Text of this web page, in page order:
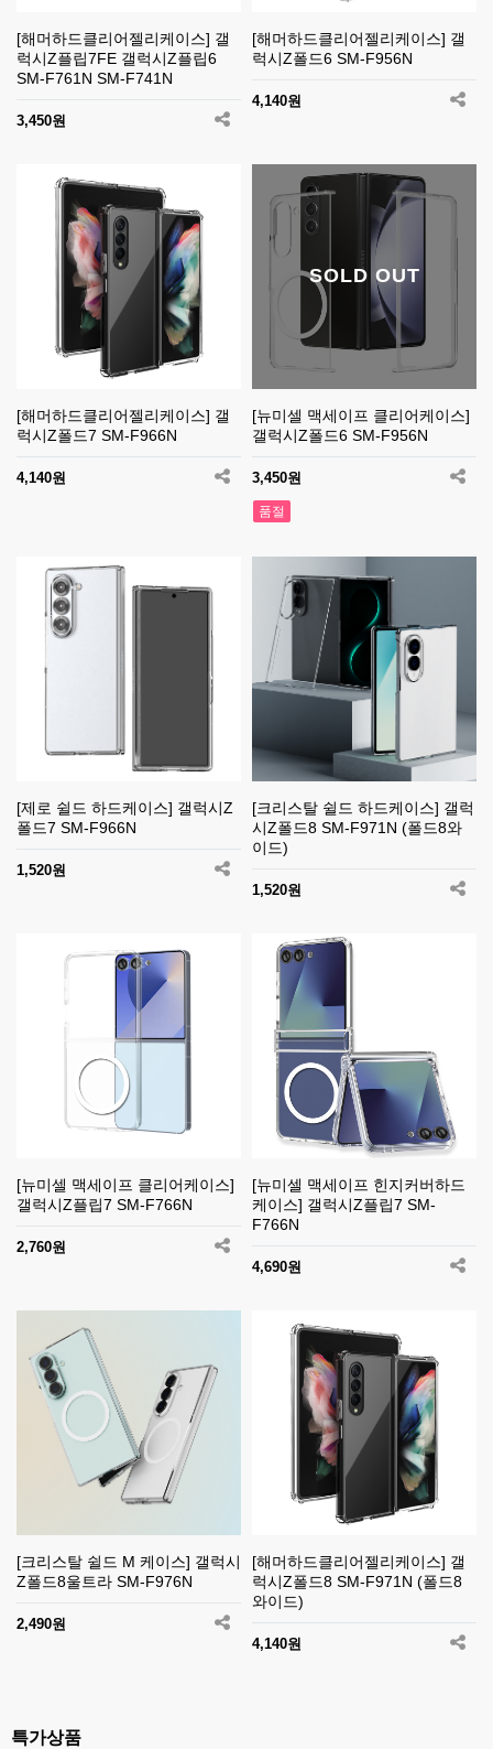
[해머하드클리어젤리케이스] 갤
럭시Z플립7FE 갤럭시Z플립6
SM-F761N SM-F741N
3,450원
[해머하드클리어젤리케이스] 갤
럭시Z폴드6 SM-F956N
4,140원
[해머하드클리어젤리케이스] 갤
럭시Z폴드7 SM-F966N
4,140원
SOLD OUT
[뉴미셀 맥세이프 클리어케이스]
갤럭시Z폴드6 SM-F956N
3,450원
품절
[제로 쉴드 하드케이스] 갤럭시Z
폴드7 SM-F966N
1,520원
[크리스탈 쉴드 하드케이스] 갤럭
시Z폴드8 SM-F971N (폴드8와
이드)
1,520원
[뉴미셀 맥세이프 클리어케이스]
갤럭시Z플립7 SM-F766N
2,760원
[뉴미셀 맥세이프 힌지커버하드
케이스] 갤럭시Z플립7 SM-
F766N
4,690원
[크리스탈 쉴드 M 케이스] 갤럭시
Z폴드8울트라 SM-F976N
2,490원
[해머하드클리어젤리케이스] 갤
럭시Z폴드8 SM-F971N (폴드8
와이드)
4,140원
특가상품